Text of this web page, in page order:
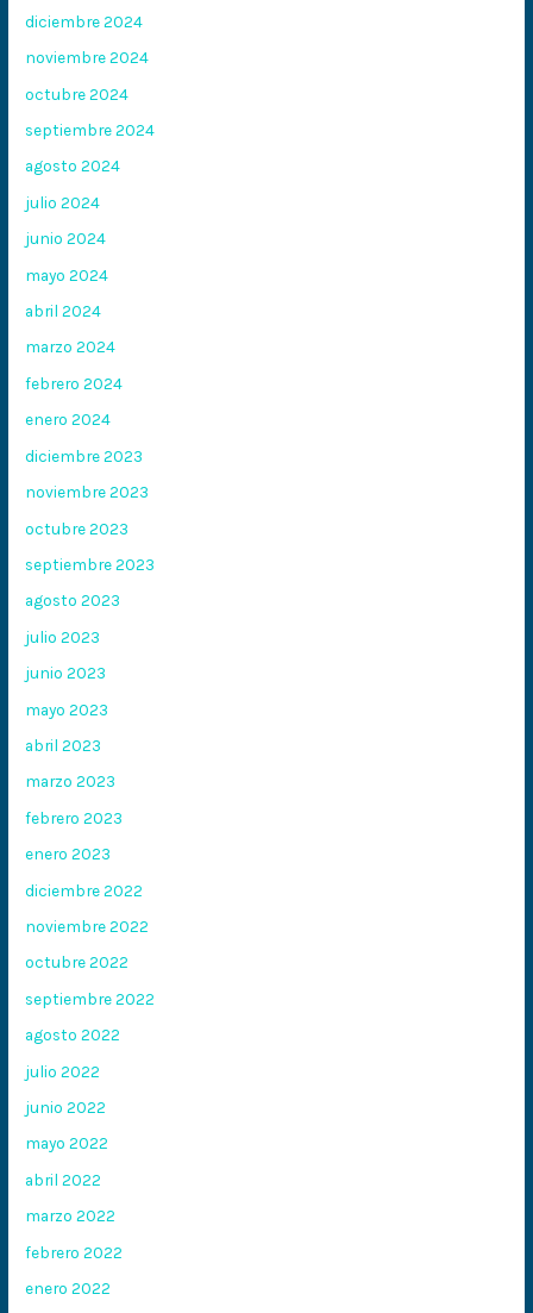
diciembre 2024
noviembre 2024
octubre 2024
septiembre 2024
agosto 2024
julio 2024
junio 2024
mayo 2024
abril 2024
marzo 2024
febrero 2024
enero 2024
diciembre 2023
noviembre 2023
octubre 2023
septiembre 2023
agosto 2023
julio 2023
junio 2023
mayo 2023
abril 2023
marzo 2023
febrero 2023
enero 2023
diciembre 2022
noviembre 2022
octubre 2022
septiembre 2022
agosto 2022
julio 2022
junio 2022
mayo 2022
abril 2022
marzo 2022
febrero 2022
enero 2022